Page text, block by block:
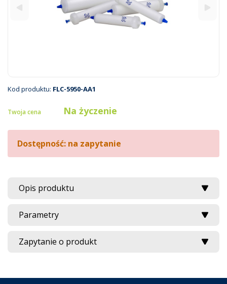
Kod produktu: FLC-5950-AA1
Twoja cena Na życzenie
Dostępność: na zapytanie
Opis produktu
Parametry
Zapytanie o produkt